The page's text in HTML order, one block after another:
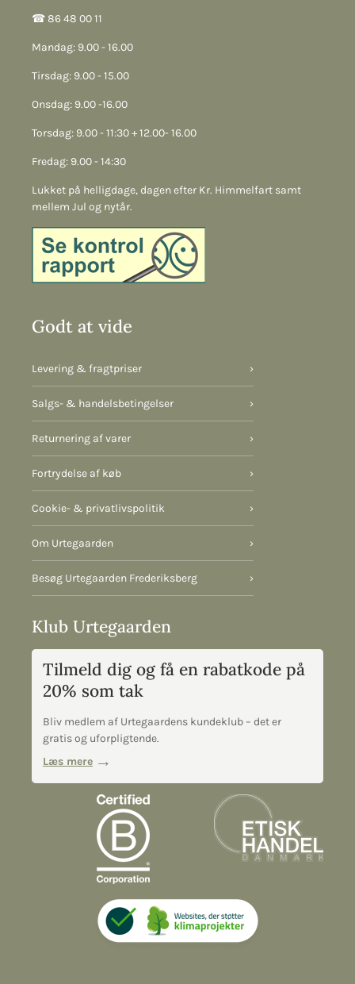
☎︎ 86 48 00 11
Mandag: 9.00 - 16.00
Tirsdag: 9.00 - 15.00
Onsdag: 9.00 -16.00
Torsdag: 9.00 - 11:30 + 12.00- 16.00
Fredag: 9.00 - 14:30
Lukket på helligdage, dagen efter Kr. Himmelfart samt
mellem Jul og nytår.
Godt at vide
Levering & fragtpriser ›
Salgs- & handelsbetingelser ›
Returnering af varer ›
Fortrydelse af køb ›
Cookie- & privatlivspolitik ›
Om Urtegaarden ›
Besøg Urtegaarden Frederiksberg ›
Klub Urtegaarden
Tilmeld dig og få en rabatkode på
20% som tak
Bliv medlem af Urtegaardens kundeklub – det er
gratis og uforpligtende.
Læs mere